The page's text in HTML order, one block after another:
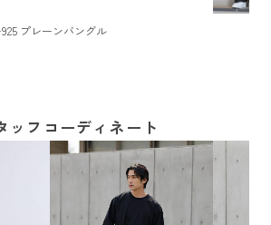
プレーンバングル
ッフコーディネート